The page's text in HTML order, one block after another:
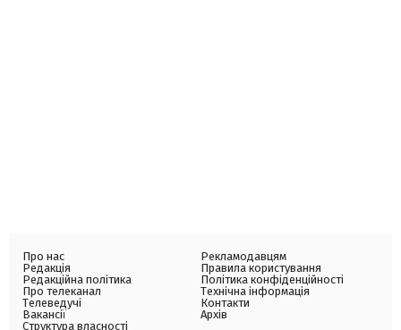
Про нас
Редакція
Редакційна політика
Про телеканал
Телеведучі
Вакансії
Структура власності
Рекламодавцям
Правила користування
Політика конфіденційності
Технічна інформація
Контакти
Архів